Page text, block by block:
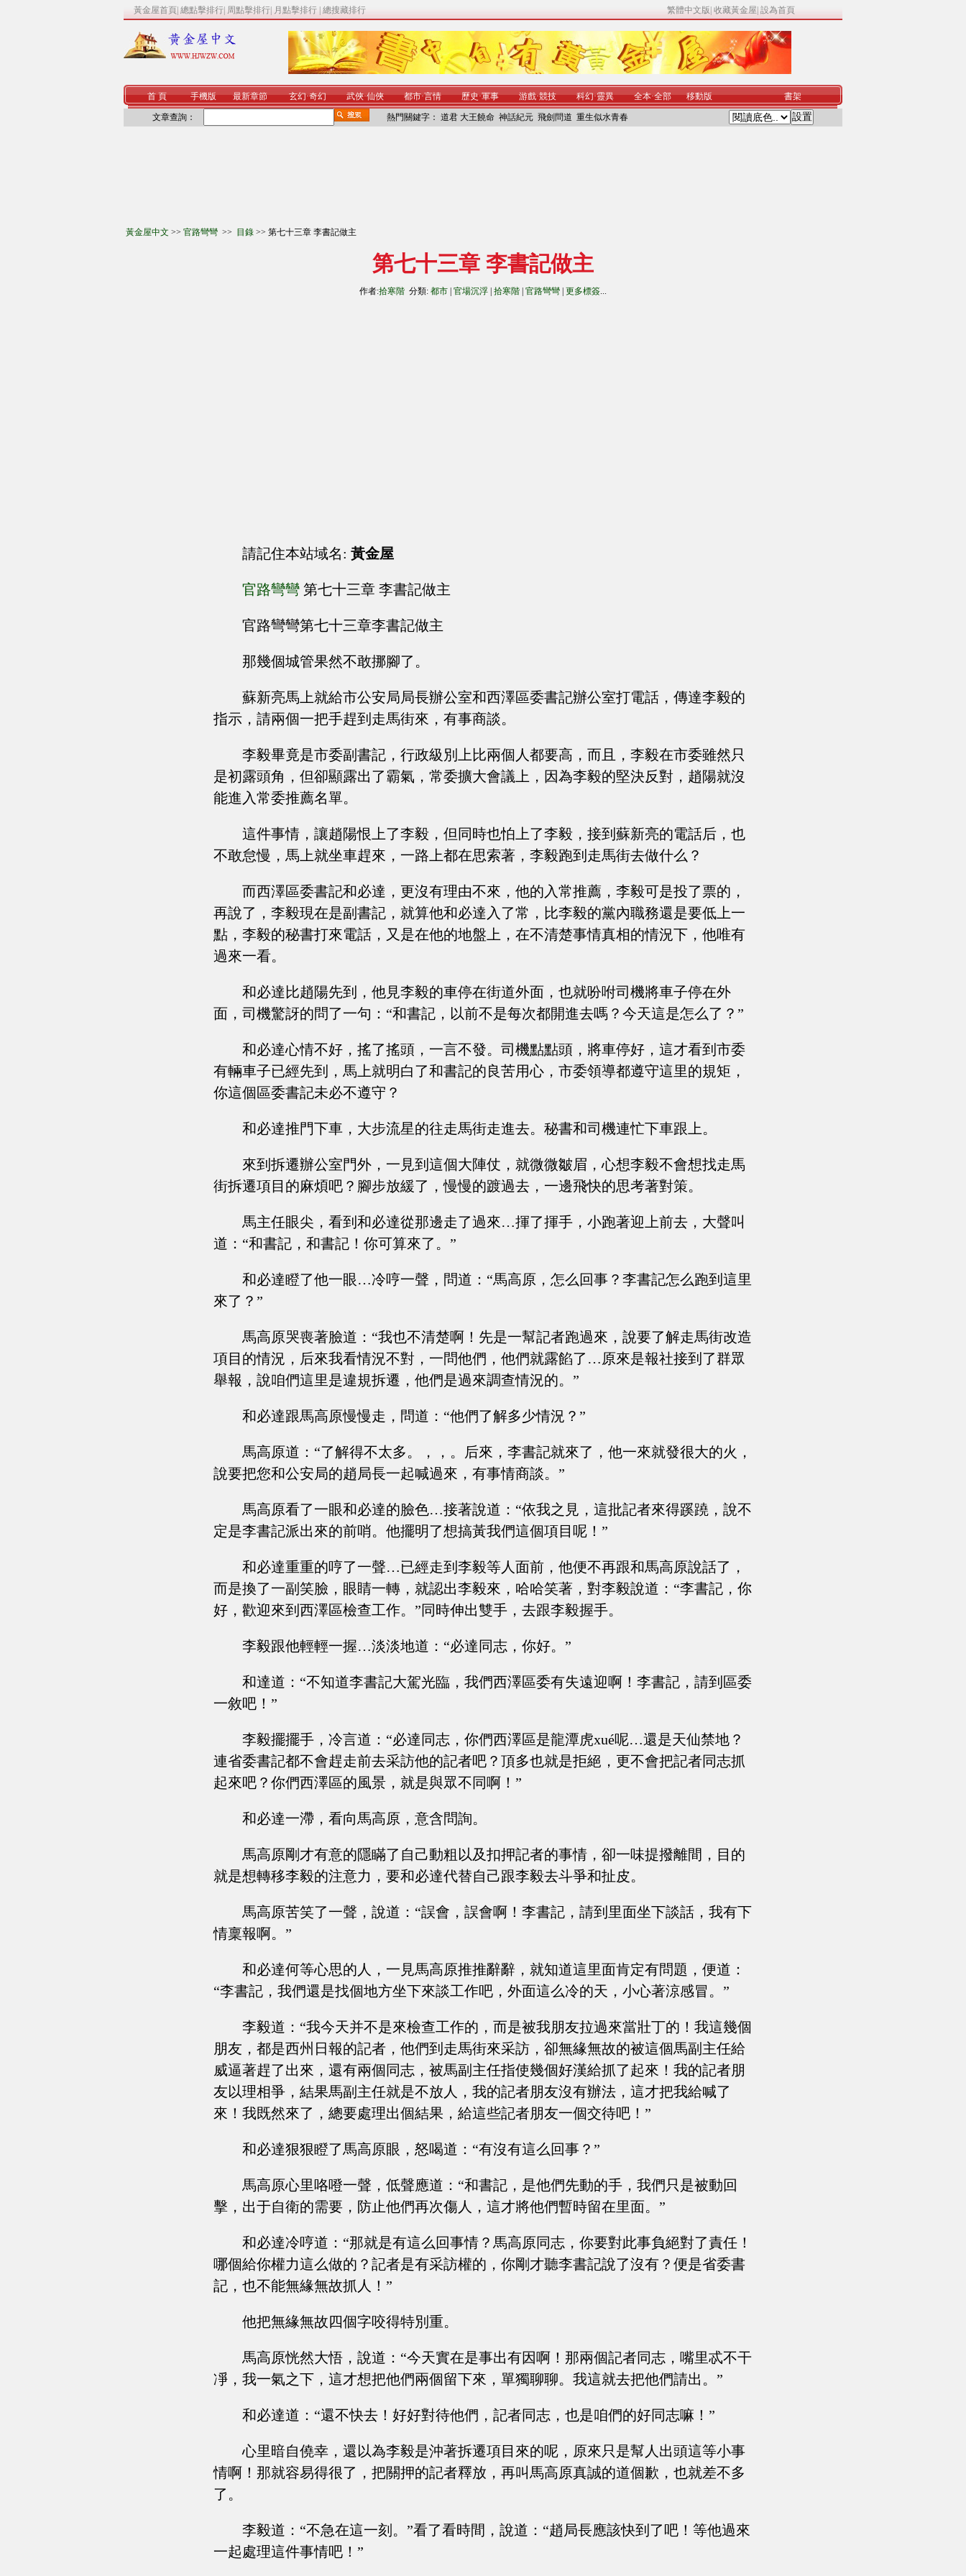
黃金屋首頁 總點擊排行 周點擊排行 月點擊排行 總搜藏排行 繁體中文版 收藏黃金屋 設為首頁
首 頁 手機版 最新章節 玄幻·奇幻 武俠·仙俠 都市·言情 歷史·軍事 游戲·競技 科幻·靈異 全本·全部 移動版 書架
文章查詢： 熱門關鍵字： 道君 大王饒命 神話紀元 飛劍問道 重生似水青春
黃金屋中文 >> 官路彎彎 >> 目錄 >> 第七十三章 李書記做主
第七十三章 李書記做主
作者:拾寒階 分類: 都市 官場沉浮 拾寒階 官路彎彎 更多標簽...
請記住本站域名: 黃金屋
官路彎彎 第七十三章 李書記做主
官路彎彎第七十三章李書記做主
那幾個城管果然不敢挪腳了。
蘇新亮馬上就給市公安局局長辦公室和西澤區委書記辦公室打電話，傳達李毅的
指示，請兩個一把手趕到走馬街來，有事商談。
李毅畢竟是市委副書記，行政級別上比兩個人都要高，而且，李毅在市委雖然只
是初露頭角，但卻顯露出了霸氣，常委擴大會議上，因為李毅的堅決反對，趙陽就沒
能進入常委推薦名單。
這件事情，讓趙陽恨上了李毅，但同時也怕上了李毅，接到蘇新亮的電話后，也
不敢怠慢，馬上就坐車趕來，一路上都在思索著，李毅跑到走馬街去做什么？
而西澤區委書記和必達，更沒有理由不來，他的入常推薦，李毅可是投了票的，
再說了，李毅現在是副書記，就算他和必達入了常，比李毅的黨內職務還是要低上一
點，李毅的秘書打來電話，又是在他的地盤上，在不清楚事情真相的情況下，他唯有
過來一看。
和必達比趙陽先到，他見李毅的車停在街道外面，也就吩咐司機將車子停在外
面，司機驚訝的問了一句：“和書記，以前不是每次都開進去嗎？今天這是怎么了？”
和必達心情不好，搖了搖頭，一言不發。司機點點頭，將車停好，這才看到市委
有輛車子已經先到，馬上就明白了和書記的良苦用心，市委領導都遵守這里的規矩，
你這個區委書記未必不遵守？
和必達推門下車，大步流星的往走馬街走進去。秘書和司機連忙下車跟上。
來到拆遷辦公室門外，一見到這個大陣仗，就微微皺眉，心想李毅不會想找走馬
街拆遷項目的麻煩吧？腳步放緩了，慢慢的踱過去，一邊飛快的思考著對策。
馬主任眼尖，看到和必達從那邊走了過來…揮了揮手，小跑著迎上前去，大聲叫
道：“和書記，和書記！你可算來了。”
和必達瞪了他一眼…冷哼一聲，問道：“馬高原，怎么回事？李書記怎么跑到這里
來了？”
馬高原哭喪著臉道：“我也不清楚啊！先是一幫記者跑過來，說要了解走馬街改造
項目的情況，后來我看情況不對，一問他們，他們就露餡了…原來是報社接到了群眾
舉報，說咱們這里是違規拆遷，他們是過來調查情況的。”
和必達跟馬高原慢慢走，問道：“他們了解多少情況？”
馬高原道：“了解得不太多。，，。后來，李書記就來了，他一來就發很大的火，
說要把您和公安局的趙局長一起喊過來，有事情商談。”
馬高原看了一眼和必達的臉色…接著說道：“依我之見，這批記者來得蹊蹺，說不
定是李書記派出來的前哨。他擺明了想搞黃我們這個項目呢！”
和必達重重的哼了一聲…已經走到李毅等人面前，他便不再跟和馬高原說話了，
而是換了一副笑臉，眼睛一轉，就認出李毅來，哈哈笑著，對李毅說道：“李書記，你
好，歡迎來到西澤區檢查工作。”同時伸出雙手，去跟李毅握手。
李毅跟他輕輕一握…淡淡地道：“必達同志，你好。”
和達道：“不知道李書記大駕光臨，我們西澤區委有失遠迎啊！李書記，請到區委
一敘吧！”
李毅擺擺手，冷言道：“必達同志，你們西澤區是龍潭虎xué呢…還是天仙禁地？
連省委書記都不會趕走前去采訪他的記者吧？頂多也就是拒絕，更不會把記者同志抓
起來吧？你們西澤區的風景，就是與眾不同啊！”
和必達一滯，看向馬高原，意含問詢。
馬高原剛才有意的隱瞞了自己動粗以及扣押記者的事情，卻一味提撥離間，目的
就是想轉移李毅的注意力，要和必達代替自己跟李毅去斗爭和扯皮。
馬高原苦笑了一聲，說道：“誤會，誤會啊！李書記，請到里面坐下談話，我有下
情稟報啊。”
和必達何等心思的人，一見馬高原推推辭辭，就知道這里面肯定有問題，便道：
“李書記，我們還是找個地方坐下來談工作吧，外面這么冷的天，小心著涼感冒。”
李毅道：“我今天并不是來檢查工作的，而是被我朋友拉過來當壯丁的！我這幾個
朋友，都是西州日報的記者，他們到走馬街來采訪，卻無緣無故的被這個馬副主任給
威逼著趕了出來，還有兩個同志，被馬副主任指使幾個好漢給抓了起來！我的記者朋
友以理相爭，結果馬副主任就是不放人，我的記者朋友沒有辦法，這才把我給喊了
來！我既然來了，總要處理出個結果，給這些記者朋友一個交待吧！”
和必達狠狠瞪了馬高原眼，怒喝道：“有沒有這么回事？”
馬高原心里咯噔一聲，低聲應道：“和書記，是他們先動的手，我們只是被動回
擊，出于自衛的需要，防止他們再次傷人，這才將他們暫時留在里面。”
和必達冷哼道：“那就是有這么回事情？馬高原同志，你要對此事負絕對了責任！
哪個給你權力這么做的？記者是有采訪權的，你剛才聽李書記說了沒有？便是省委書
記，也不能無緣無故抓人！”
他把無緣無故四個字咬得特別重。
馬高原恍然大悟，說道：“今天實在是事出有因啊！那兩個記者同志，嘴里忒不干
凈，我一氣之下，這才想把他們兩個留下來，單獨聊聊。我這就去把他們請出。”
和必達道：“還不快去！好好對待他們，記者同志，也是咱們的好同志嘛！”
心里暗自僥幸，還以為李毅是沖著拆遷項目來的呢，原來只是幫人出頭這等小事
情啊！那就容易得很了，把關押的記者釋放，再叫馬高原真誠的道個歉，也就差不多
了。
李毅道：“不急在這一刻。”看了看時間，說道：“趙局長應該快到了吧！等他過來
一起處理這件事情吧！”